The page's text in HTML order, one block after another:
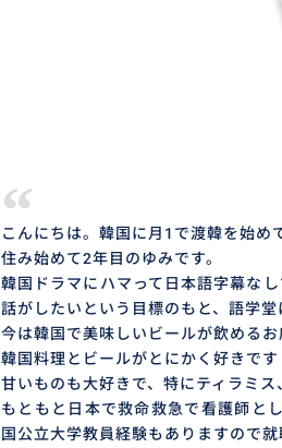
“
こんにちは。韓国に月1で渡韓を始め
住み始めて2年目のゆみです。
韓国ドラマにハマって日本語字幕な
話がしたいという目標のもと、語学堂
今は韓国で美味しいビールが飲める
韓国料理とビールがとにかく好きです
甘いものも大好きで、特にティラミス
もともと日本で救命救急で看護師と
国公立大学教員経験もありますので就